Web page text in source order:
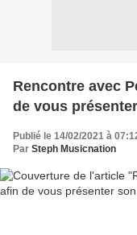
Rencontre avec
de vous
Publié le 14/02/2021 à
Par Steph Musicnation